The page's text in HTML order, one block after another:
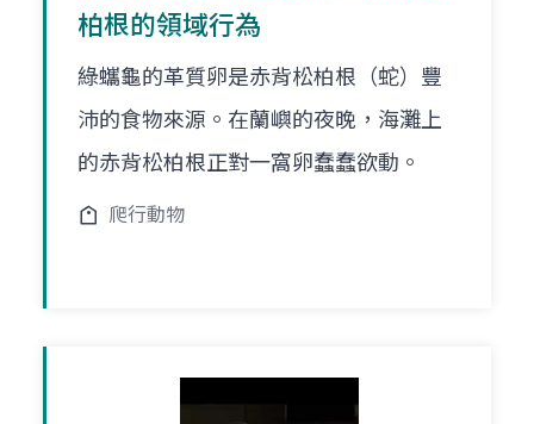
柏根的領域行為
綠蠵龜的革質卵是赤背松柏根（蛇）豐
沛的食物來源。在蘭嶼的夜晚，海灘上
的赤背松柏根正對一窩卵蠢蠢欲動。
爬行動物